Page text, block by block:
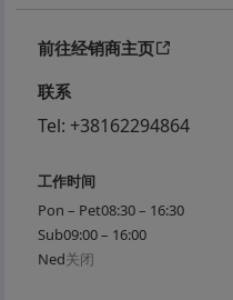
前往经销商主页
联系
Tel: +38162294864
工作时间
Pon – Pet08:30 – 16:30
Sub09:00 – 16:00
Ned关闭